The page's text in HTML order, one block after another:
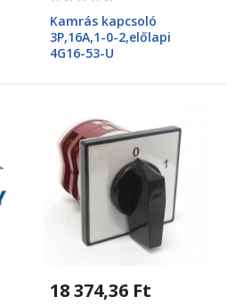
Kamrás kapcsoló
3P,16A,1-0-2,előlapi
4G16-53-U
18 374,36 Ft